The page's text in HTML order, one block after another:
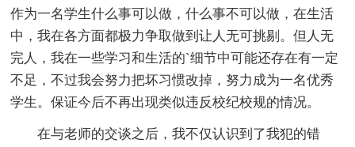
作为一名学生什么事可以做，什么事不可以做，在生活
中，我在各方面都极力争取做到让人无可挑剔。但人无
完人，我在一些学习和生活的`细节中可能还存在有一定
不足，不过我会努力把坏习惯改掉，努力成为一名优秀
学生。保证今后不再出现类似违反校纪校规的情况。
在与老师的交谈之后，我不仅认识到了我犯的错